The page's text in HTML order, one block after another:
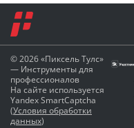
© 2026 «Пиксель Тулс»
— Инструменты для
профессионалов
На сайте используется
Yandex SmartCaptcha
(Условия обработки
данных)